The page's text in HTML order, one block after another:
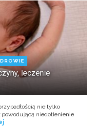
leczenie
nie tylko
powodującą niedotlenienie